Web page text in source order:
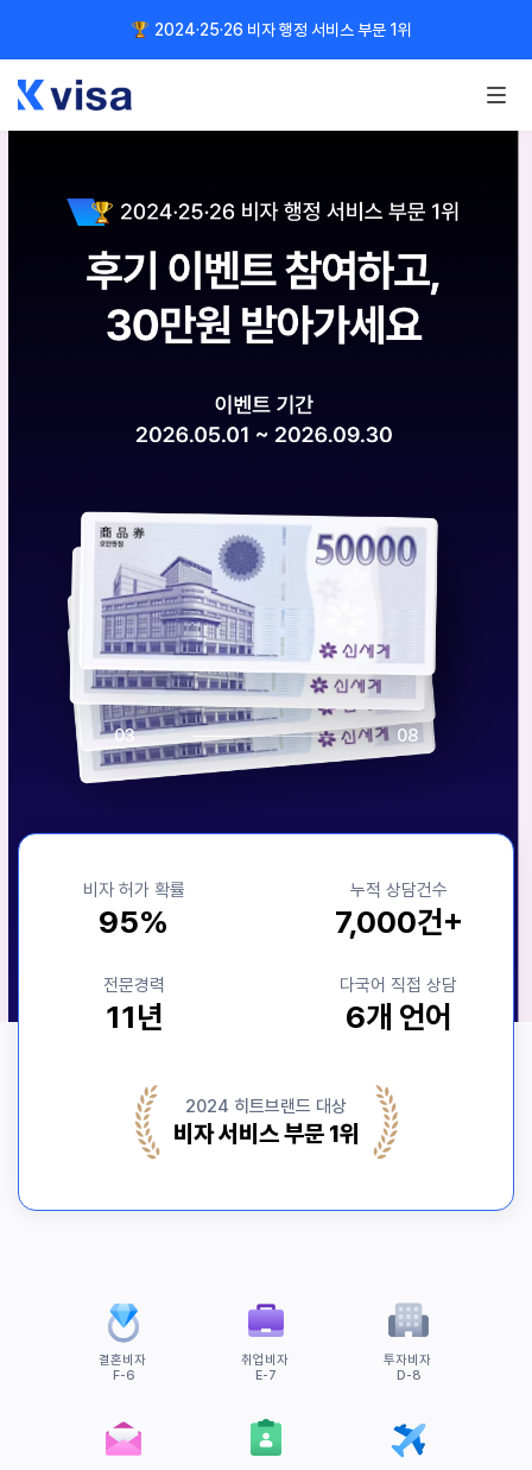
2024·25·26 비자 행정 서비스 부문 1위
03 08
비자 허가 확률
95%
누적 상담건수
7,000건+
전문경력
11년
다국어 직접 상담
6개 언어
2024 히트브랜드 대상
비자 서비스 부문 1위
결혼비자
F-6
취업비자
E-7
투자비자
D-8